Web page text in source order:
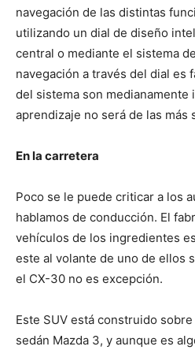
navegación de las distintas
utilizando un dial de diseño
central o mediante el sistema
navegación a través del dial es
del sistema son medianamente
aprendizaje no será de las más
En la carretera
Poco se le puede criticar a los
hablamos de conducción. El
vehículos de los ingredientes
este al volante de uno de ellos
el CX-30 no es excepción.
Este SUV está construido
sedán Mazda 3, y aunque es